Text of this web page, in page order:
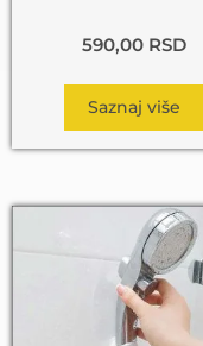
590,00 RSD
Saznaj više